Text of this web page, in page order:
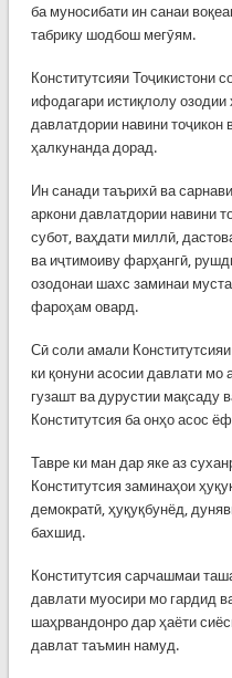
ба муносибати ин санаи
табрику шодбош мегӯям.
Конститутсияи Тоҷикистони
ифодагари истиқлолу
давлатдории навини
ҳалкунанда дорад.
Ин санади таърихӣ ва
аркони давлатдории навини
субот, ваҳдати миллӣ,
ва иҷтимоиву фарҳангӣ,
озодонаи шахс заминаи
фароҳам овард.
Сӣ соли амали
ки қонуни асосии давлати мо
гузашт ва дурустии мақсаду
Конститутсия ба онҳо асос
Тавре ки ман дар яке аз
Конститутсия заминаҳои
демократӣ, ҳуқуқбунёд,
бахшид.
Конститутсия сарчашмаи
давлати муосири мо гардид
шаҳрвандонро дар ҳаёти
давлат таъмин намуд.